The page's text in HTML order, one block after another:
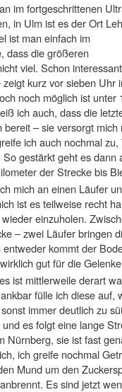
im fortgeschrittenen
in Ulm ist es der Ort
ist man einfach im
dass die größeren
viel. Schon
kurz vor sieben Uhr
noch möglich ist unter
ich auch, dass die
– sie versorgt
ich auch nochmal
gestärkt geht es
der Strecke bis
mich an einen Läufer
ist es teilweise recht
einzuholen.
– zwei Läufer bringen
kommt der
gut für die
ist mittlerweile derart
fülle ich diese auf,
immer deutlich zu
es folgt eine lange
Nürnberg, sie ist fast
ich greife nochmal
Mund um den
Es sind jetzt